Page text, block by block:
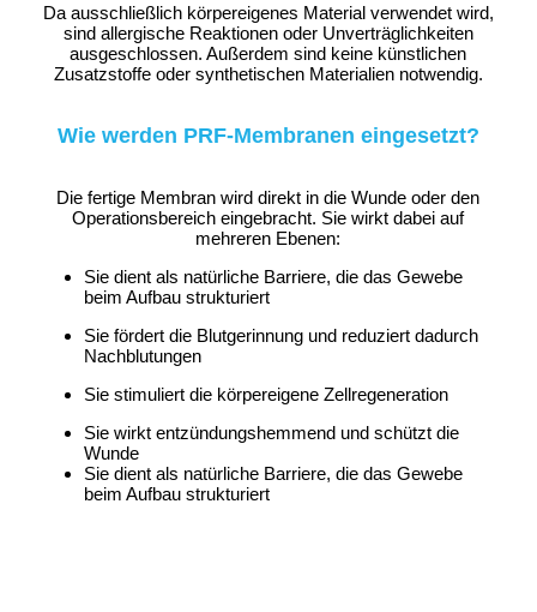
Da ausschließlich körpereigenes Material verwendet wird,
sind allergische Reaktionen oder Unverträglichkeiten
ausgeschlossen. Außerdem sind keine künstlichen
Zusatzstoffe oder synthetischen Materialien notwendig.
Wie werden PRF-Membranen eingesetzt?
Die fertige Membran wird direkt in die Wunde oder den
Operationsbereich eingebracht. Sie wirkt dabei auf
mehreren Ebenen:
Sie dient als natürliche Barriere, die das Gewebe
beim Aufbau strukturiert
Sie fördert die Blutgerinnung und reduziert dadurch
Nachblutungen
Sie stimuliert die körpereigene Zellregeneration
Sie wirkt entzündungshemmend und schützt die
Wunde
Sie dient als natürliche Barriere, die das Gewebe
beim Aufbau strukturiert